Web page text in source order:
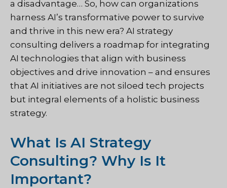
a disadvantage… So, how can organizations
harness AI’s transformative power to survive
and thrive in this new era? AI strategy
consulting delivers a roadmap for integrating
AI technologies that align with business
objectives and drive innovation – and ensures
that AI initiatives are not siloed tech projects
but integral elements of a holistic business
strategy.
What Is AI Strategy
Consulting? Why Is It
Important?